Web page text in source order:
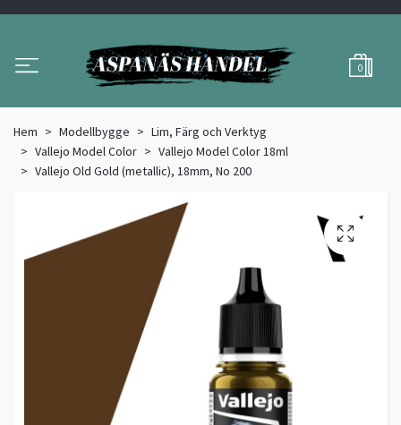
0
Hem Modellbygge
Lim, Färg och Verktyg
Vallejo Model Color
Vallejo Model Color 18ml
Vallejo Old Gold (metallic), 18mm, No 200